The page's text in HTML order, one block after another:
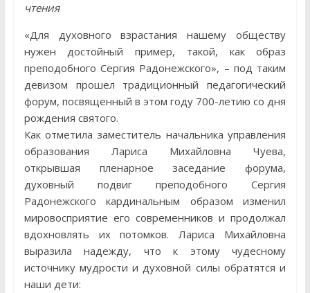
чтения
«Для духовного взрастания нашему обществу
нужен достойный пример, такой, как образ
преподобного Сергия Радонежского», – под таким
девизом прошел традиционный педагогический
форум, посвященный в этом году 700-летию со дня
рождения святого.
Как отметила заместитель начальника управления
образования Лариса Михайловна Чуева,
открывшая пленарное заседание форума,
духовный подвиг преподобного Сергия
Радонежского кардинальным образом изменил
мировосприятие его современников и продолжал
вдохновлять их потомков. Лариса Михайловна
выразила надежду, что к этому чудесному
источнику мудрости и духовной силы обратятся и
наши дети: